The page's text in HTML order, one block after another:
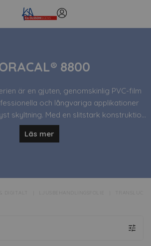
8800
är en gjuten, genomskinlig PVC-film
och långvariga applikationer
skyltning. Med en slitstark konstruktion
exceptionell ljusgenomsläpp, vilket gör
invändigt belysta skyltar och andra
Läs mer
DIGITALT